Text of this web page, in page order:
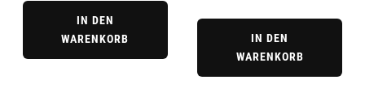
IN DEN
WARENKORB
IN DEN
WARENKORB